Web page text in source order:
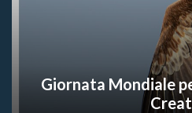
Giornata Mondiale